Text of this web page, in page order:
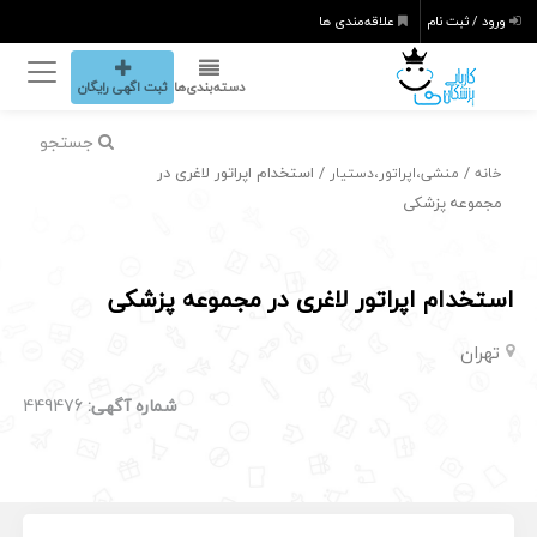
ورود / ثبت نام علاقه‌مندی ها
دسته‌بندی‌ها ثبت اگهی رایگان
جستجو
خانه / منشی،اپراتور،دستیار / استخدام اپراتور لاغری در
مجموعه پزشکی
استخدام اپراتور لاغری در مجموعه پزشکی
تهران
شماره آگهی: 449476